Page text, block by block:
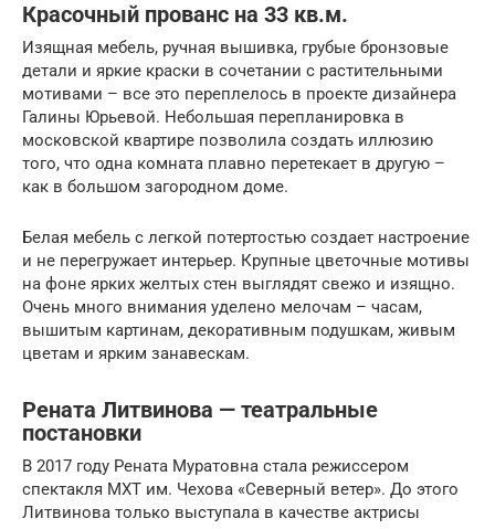
Красочный прованс на 33 кв.м.
Изящная мебель, ручная вышивка, грубые бронзовые
детали и яркие краски в сочетании с растительными
мотивами – все это переплелось в проекте дизайнера
Галины Юрьевой. Небольшая перепланировка в
московской квартире позволила создать иллюзию
того, что одна комната плавно перетекает в другую –
как в большом загородном доме.
Белая мебель с легкой потертостью создает настроение
и не перегружает интерьер. Крупные цветочные мотивы
на фоне ярких желтых стен выглядят свежо и изящно.
Очень много внимания уделено мелочам – часам,
вышитым картинам, декоративным подушкам, живым
цветам и ярким занавескам.
Рената Литвинова — театральные
постановки
В 2017 году Рената Муратовна стала режиссером
спектакля МХТ им. Чехова «Северный ветер». До этого
Литвинова только выступала в качестве актрисы